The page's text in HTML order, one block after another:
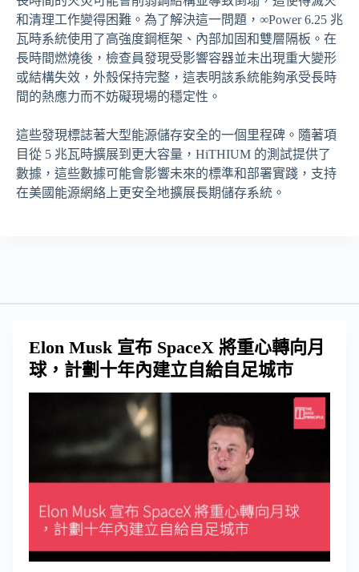
和清理工作變得困難。為了解決這一問題，∞Power 6.25 兆
瓦時系統使用了高強度鋼框架、內部加固和雙層隔板。在
長時間燃燒後，檢查員發現受影響容器並未出現重大變形
或結構失效，外殼保持完整，這表明該系統能夠承受長時
間的熱應力而不妨礙現場的穩定性。
這些發現標誌著大型能源儲存安全的一個里程碑。隨著項
目從 5 兆瓦時擴展到更大容量，HiTHIUM 的測試提供了
數據，這些數據可能會影響未來的標準和部署實踐，支持
在美國能源網絡上更安全地擴展長期儲存系統。
Elon Musk 宣布 SpaceX 將重心轉向月
球，計劃十年內建立自給自足城市